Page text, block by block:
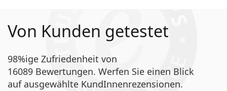
Von Kunden getestet
98%ige Zufriedenheit von
16089 Bewertungen. Werfen Sie einen Blick
auf ausgewählte KundInnenrezensionen.